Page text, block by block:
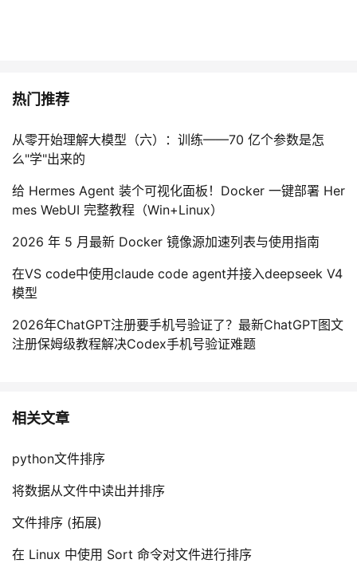
热门推荐
从零开始理解大模型（六）：训练——70 亿个参数是怎
么"学"出来的
给 Hermes Agent 装个可视化面板！Docker 一键部署 Her
mes WebUI 完整教程（Win+Linux）
2026 年 5 月最新 Docker 镜像源加速列表与使用指南
在VS code中使用claude code agent并接入deepseek V4
模型
2026年ChatGPT注册要手机号验证了？最新ChatGPT图文
注册保姆级教程解决Codex手机号验证难题
相关文章
python文件排序
将数据从文件中读出并排序
文件排序 (拓展)
在 Linux 中使用 Sort 命令对文件进行排序